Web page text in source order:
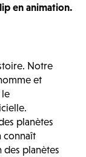
en animation.
Notre
et
le
planètes
connaît
des planètes